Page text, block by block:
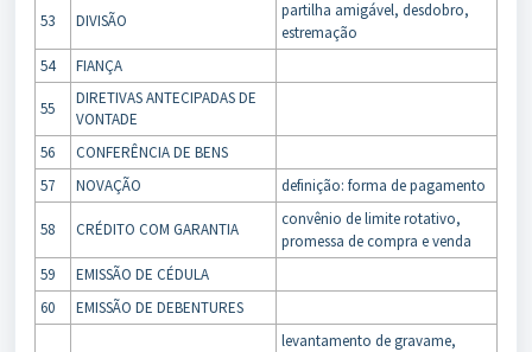
53 DIVISÃO
partilha amigável, desdobro,
estremação
54
FIANÇA
55
DIRETIVAS ANTECIPADAS DE
VONTADE
56
CONFERÊNCIA DE BENS
57
NOVAÇÃO definição: forma de pagamento
58 CRÉDITO COM GARANTIA
convênio de limite rotativo,
promessa de compra e venda
59
EMISSÃO DE CÉDULA
60
EMISSÃO DE DEBENTURES
levantamento de gravame,